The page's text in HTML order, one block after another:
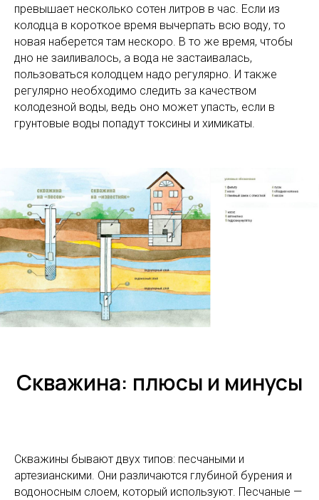
превышает несколько сотен литров в час. Если из
колодца в короткое время вычерпать всю воду, то
новая наберется там нескоро. В то же время, чтобы
дно не заиливалось, а вода не застаивалась,
пользоваться колодцем надо регулярно. И также
регулярно необходимо следить за качеством
колодезной воды, ведь оно может упасть, если в
грунтовые воды попадут токсины и химикаты.
Скважина: плюсы и минусы
Скважины бывают двух типов: песчаными и
артезианскими. Они различаются глубиной бурения и
водоносным слоем, который используют. Песчаные —